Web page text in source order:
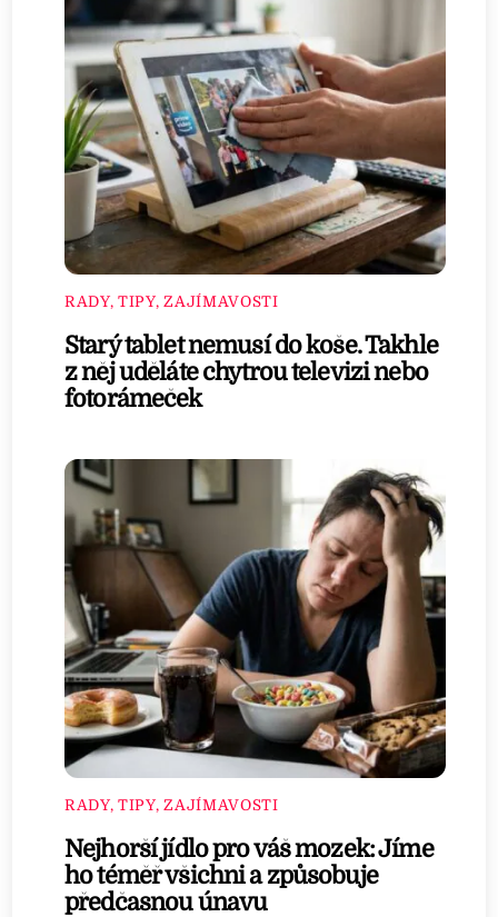
RADY, TIPY, ZAJÍMAVOSTI
Starý tablet nemusí do koše. Takhle
z něj uděláte chytrou televizi nebo
fotorámeček
RADY, TIPY, ZAJÍMAVOSTI
Nejhorší jídlo pro váš mozek: Jíme
ho téměř všichni a způsobuje
předčasnou únavu